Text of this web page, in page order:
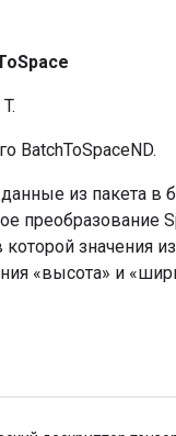
BatchToSpaceND.
из пакета в
преобразование
значения
«высота» и